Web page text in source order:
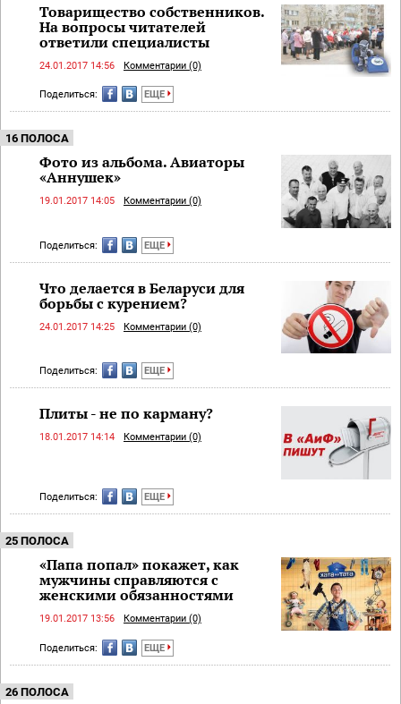
Товарищество собственников.
На вопросы читателей
ответили специалисты
24.01.2017 14:56 Комментарии (0)
Поделиться: ЕЩЕ
16 ПОЛОСА
Фото из альбома. Авиаторы
«Аннушек»
19.01.2017 14:05 Комментарии (0)
Поделиться: ЕЩЕ
Что делается в Беларуси для
борьбы с курением?
24.01.2017 14:25 Комментарии (0)
Поделиться: ЕЩЕ
Плиты - не по карману?
18.01.2017 14:14 Комментарии (0)
Поделиться: ЕЩЕ
25 ПОЛОСА
«Папа попал» покажет, как
мужчины справляются с
женскими обязанностями
19.01.2017 13:56 Комментарии (0)
Поделиться: ЕЩЕ
26 ПОЛОСА